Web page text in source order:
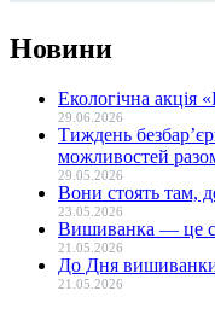
Новини
Екологічна акція
29.06.2026
Тиждень
можливостей
29.05.2026
Вони стоять там,
23.05.2026
Вишиванка — це
21.05.2026
До Дня
21.05.2026